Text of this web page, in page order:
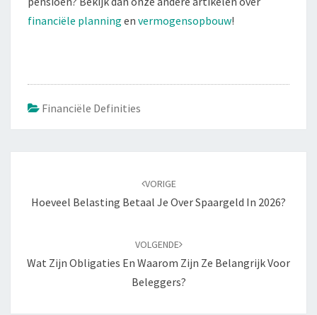
financiële planning en vermogensopbouw!
Financiële Definities
VORIGE
Hoeveel Belasting Betaal Je Over Spaargeld In 2026?
VOLGENDE
Wat Zijn Obligaties En Waarom Zijn Ze Belangrijk Voor
Beleggers?